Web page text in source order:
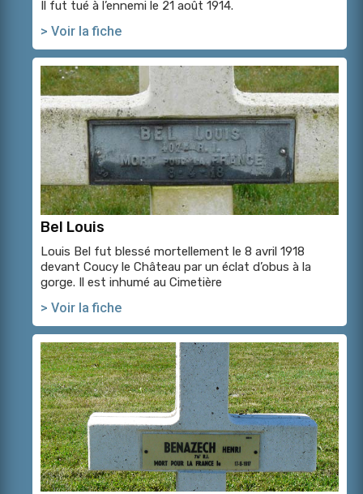
Il fut tué à l’ennemi le 21 août 1914.
> Voir la fiche
Bel Louis
Louis Bel fut blessé mortellement le 8 avril 1918
devant Coucy le Château par un éclat d’obus à la
gorge. Il est inhumé au Cimetière
> Voir la fiche